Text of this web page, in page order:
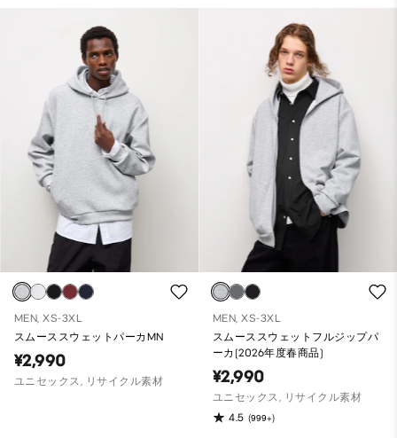
MEN, XS-3XL
スムーススウェットパーカMN
¥2,990
ユニセックス, リサイクル素材
MEN, XS-3XL
スムーススウェットフルジップパ
ーカ(2026年度春商品)
¥2,990
ユニセックス, リサイクル素材
4.5 (999+)